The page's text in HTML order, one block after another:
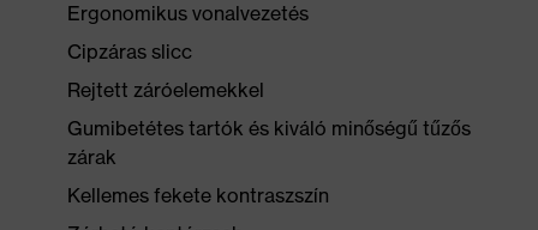
Ergonomikus vonalvezetés
Cipzáras slicc
Rejtett záróelemekkel
Gumibetétes tartók és kiváló minőségű tűzős
zárak
Kellemes fekete kontraszszín